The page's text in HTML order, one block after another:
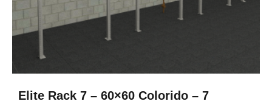
Elite Rack 7 – 60×60 Colorido – 7